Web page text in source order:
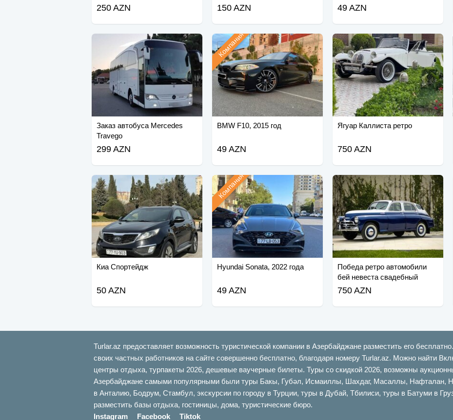
невесты
250 AZN
черный
150 AZN 49 AZN
Заказ автобуса Mercedes
Travego
299 AZN
BMW F10, 2015 год
Компания
49 AZN
Ягуар Каллиста ретро
750 AZN
Киа Спортейдж
50 AZN
Hyundai Sonata, 2022 года
Компания
49 AZN
Победа ретро автомобили
бей невеста свадебный
автомобиль заказ
750 AZN
Turlar.az предоставляет возможность туристической компании в Азербайджане разместить его
своих частных работников на сайте совершенно бесплатно, благодаря номеру Turlar.az. Можно найти
центры отдыха, турпакеты 2026, дешевые ваучерные билеты. Туры со скидкой 2026, возможны
Азербайджане самыми популярными были туры Бакы, Губəл, Исмаиллы, Шахдаг, Масаллы, Нафталан,
в Анталию, Бодрум, Стамбул, экскурсии по городу в Турции, туры в Дубай, Тбилиси, туры в Батуми в
разместить базы отдыха, гостиницы, дома, туристические бюро.
Instagram
Facebook Tiktok